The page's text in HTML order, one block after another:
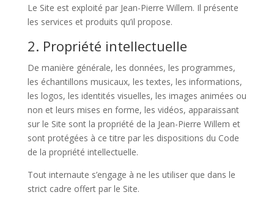
Le Site est exploité par Jean-Pierre Willem. Il présente
les services et produits qu’il propose.
2. Propriété intellectuelle
De manière générale, les données, les programmes,
les échantillons musicaux, les textes, les informations,
les logos, les identités visuelles, les images animées ou
non et leurs mises en forme, les vidéos, apparaissant
sur le Site sont la propriété de la Jean-Pierre Willem et
sont protégées à ce titre par les dispositions du Code
de la propriété intellectuelle.
Tout internaute s’engage à ne les utiliser que dans le
strict cadre offert par le Site.